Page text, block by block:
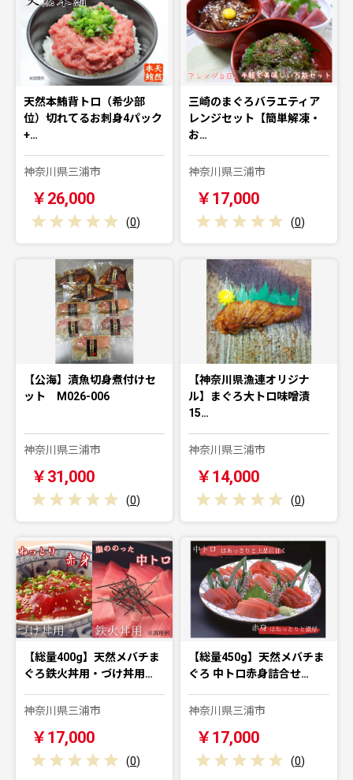
天然本鮪背トロ（希少部
位）切れてるお刺身4パック
+…
神奈川県三浦市
￥26,000
(0)
三崎のまぐろバラエティア
レンジセット【簡単解凍・
お…
神奈川県三浦市
￥17,000
(0)
【公海】漬魚切身煮付けセ
ット M026-006
神奈川県三浦市
￥31,000
(0)
【神奈川県漁連オリジナ
ル】まぐろ大トロ味噌漬
15…
神奈川県三浦市
￥14,000
(0)
【総量400g】天然メバチま
ぐろ鉄火丼用・づけ丼用…
神奈川県三浦市
￥17,000
(0)
【総量450g】天然メバチま
ぐろ 中トロ赤身詰合せ…
神奈川県三浦市
￥17,000
(0)